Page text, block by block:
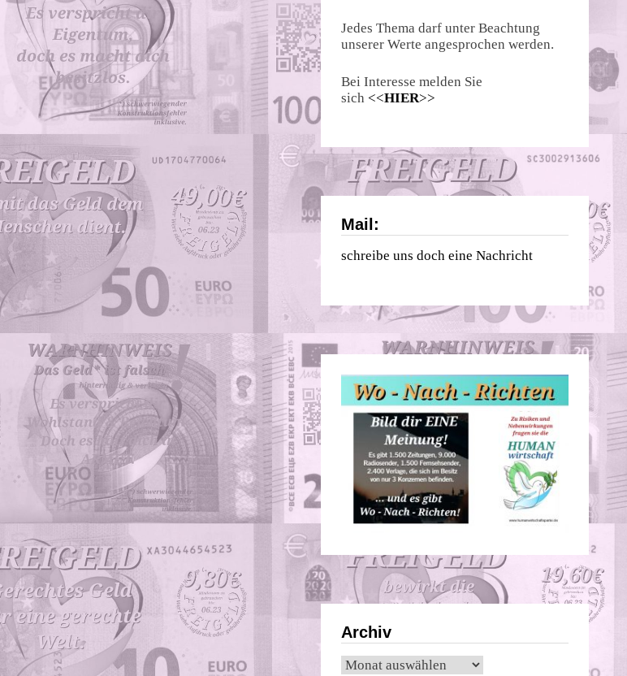
Jedes Thema darf unter Beachtung
unserer Werte angesprochen werden.
Bei Interesse melden Sie
sich <<HIER>>
Mail:
schreibe uns doch eine Nachricht
Archiv
Archiv